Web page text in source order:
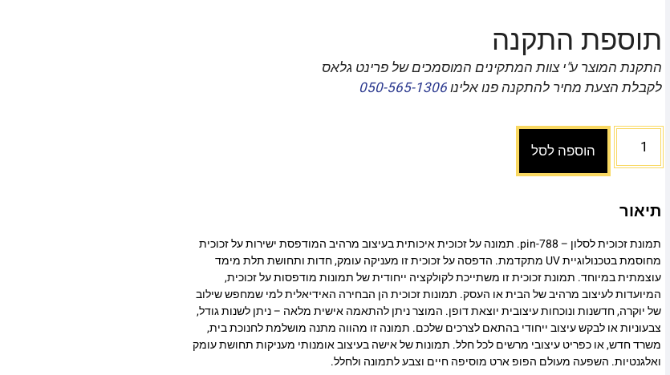
תוספת התקנה
התקנת המוצר ע"י צוות המתקינים המוסמכים של פרינט גלאס
לקבלת הצעת מחיר להתקנה פנו אלינו050-565-1306
הוספה לסל
תיאור
תמונת זכוכית לסלון – pin-788. תמונה על זכוכית איכותית בעיצוב מרהיב המודפסת ישירות על זכוכית
מחוסמת בטכנולוגיית UV מתקדמת. הדפסה על זכוכית זו מעניקה עומק, חדות ותחושת תלת מימד
עוצמתית במיוחד. תמונת זכוכית זו משתייכת לקולקציה ייחודית של תמונות מודפסות על זכוכית,
המיועדות לעיצוב מרהיב של הבית או העסק. תמונות זכוכית הן הבחירה האידיאלית למי שמחפש שילוב
של יוקרה, חדשנות ונוכחות עיצובית יוצאת דופן. המוצר ניתן להתאמה אישית מלאה – ניתן לשנות גודל,
צבעוניות או לבקש עיצוב ייחודי בהתאם לצרכים שלכם. תמונה זו מהווה מתנה מושלמת לחנוכת בית,
משרד חדש, או כפריט עיצובי מרשים לכל חלל. תמונות של אישה בעיצוב אומנותי מעניקות תחושת עומק
ואלגנטיות. השפעה מעולם הפופ ארט מוסיפה חיים וצבע לתמונה ולחלל.